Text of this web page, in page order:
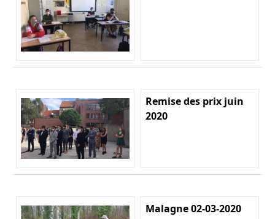
Remise des prix juin
2020
Malagne 02-03-2020